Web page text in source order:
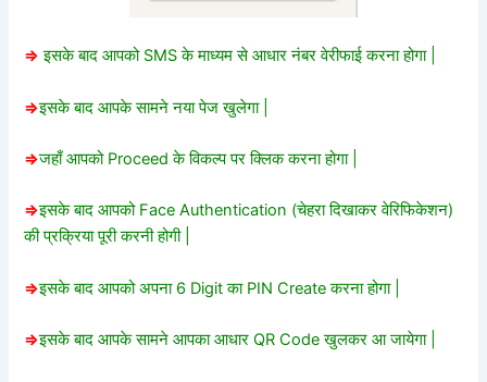
=> इसके बाद आपको SMS के माध्यम से आधार नंबर वेरीफाई करना होगा |
=>इसके बाद आपके सामने नया पेज खुलेगा |
=>जहाँ आपको Proceed के विकल्प पर क्लिक करना होगा |
=>इसके बाद आपको Face Authentication (चेहरा दिखाकर वेरिफिकेशन)
की प्रक्रिया पूरी करनी होगी |
=>इसके बाद आपको अपना 6 Digit का PIN Create करना होगा |
=>इसके बाद आपके सामने आपका आधार QR Code खुलकर आ जायेगा |